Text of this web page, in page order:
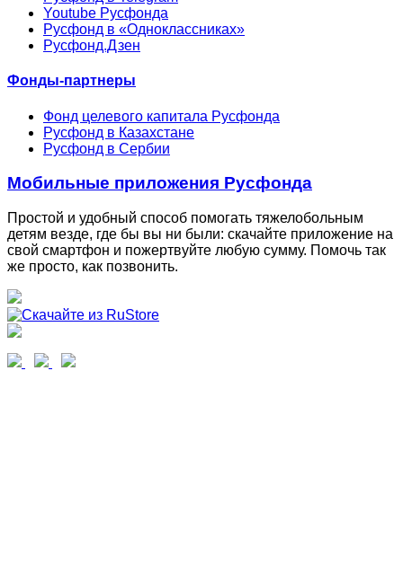
Youtube Русфонда
Русфонд в «Одноклассниках»
Русфонд.Дзен
Фонды-партнеры
Фонд целевого капитала Русфонда
Русфонд в Казахстане
Русфонд в Сербии
Мобильные приложения Русфонда
Простой и удобный способ помогать тяжелобольным
детям везде, где бы вы ни были: скачайте приложение на
свой смартфон и пожертвуйте любую сумму. Помочь так
же просто, как позвонить.